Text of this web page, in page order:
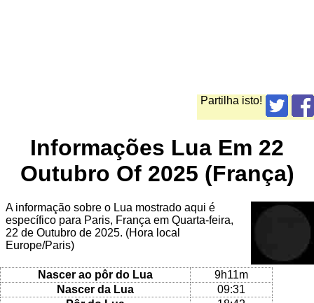
Partilha isto!
Informações Lua Em 22
Outubro Of 2025 (França)
A informação sobre o Lua mostrado aqui é
específico para Paris, França em Quarta-feira,
22 de Outubro de 2025. (Hora local
Europe/Paris)
Nascer ao pôr do Lua
9h11m
Nascer da Lua
09:31